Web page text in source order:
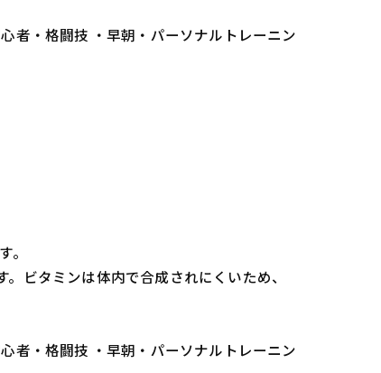
者・格闘技 ・早朝・パーソナルトレーニン
。
ビタミンは体内で合成されにくいため、
者・格闘技 ・早朝・パーソナルトレーニン